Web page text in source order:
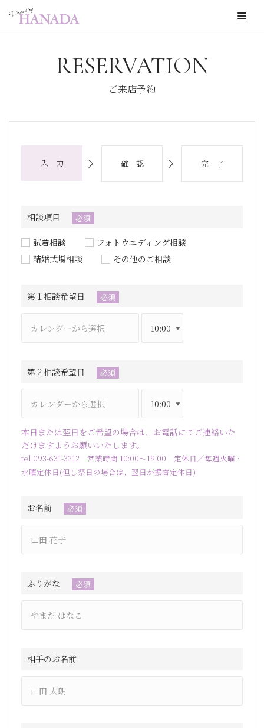
RESERVATION
ご来店予約
入 力 確 認 完 了
相談項目 必須
試着相談
フォトウエディング相談
結婚式場相談
その他のご相談
第１相談希望日 必須
第２相談希望日 必須
本日または翌日をご希望の場合は、お電話にてご連絡いた
だけますようお願いいたします。
tel.093-631-3212 営業時間 10:00～19:00 定休日／毎週火曜・
水曜定休日(但し祭日の場合は、翌日が振替定休日)
お名前 必須
ふりがな 必須
相手のお名前